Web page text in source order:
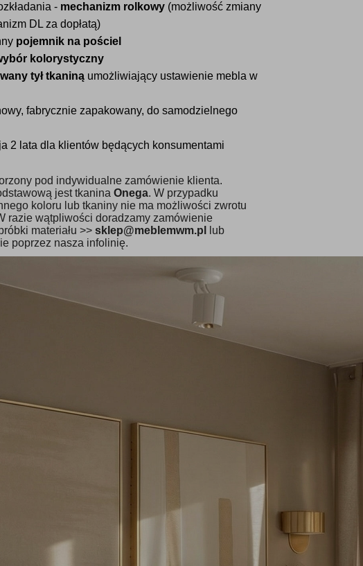
- mechanizm rolkowy (możliwość zmiany
DL za dopłatą)
pojemnik na pościel
kolorystyczny
tył tkaniną umożliwiający ustawienie mebla w
fabrycznie zapakowany, do samodzielnego
2 lata dla klientów będących konsumentami
pod indywidualne zamówienie klienta.
jest tkanina Onega. W przypadku
koloru lub tkaniny nie ma możliwości zwrotu
razie wątpliwości doradzamy zamówienie
materiału >> sklep@meblemwm.pl
lub
poprzez nasza infolinię.